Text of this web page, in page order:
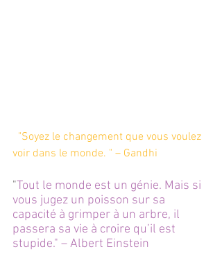
voir dans le monde. " – Gandhi
"Tout le monde est un génie. Mais si
vous jugez un poisson sur sa
capacité à grimper à un arbre, il
passera sa vie à croire qu’il est
stupide." – Albert Einstein